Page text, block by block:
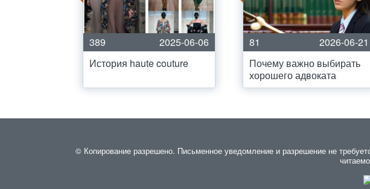
389
2025-06-06
История haute couture
81
2026-06-21
Почему важно выбирать
хорошего адвоката
© Копирование разрешено. Письменное уведомление и разрешение не